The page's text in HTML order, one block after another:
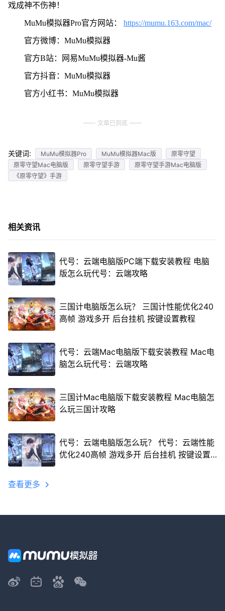
戏成神不伤神！
MuMu模拟器Pro官方网站： https://mumu.163.com/mac/
官方微博：MuMu模拟器
官方B站：网易MuMu模拟器-Mu酱
官方抖音：MuMu模拟器
官方小红书：MuMu模拟器
文章已到底
关键词: MuMu模拟器Pro MuMu模拟器Mac版
原零守望
原零守望Mac电脑版
原零守望手游
原零守望手游Mac电脑版
《原零守望》手游
相关资讯
代号：云端电脑版PC端下载安装教程 电脑
版怎么玩代号：云端攻略
三国计电脑版怎么玩？ 三国计性能优化240
高帧 游戏多开 后台挂机 按键设置教程
代号：云端Mac电脑版下载安装教程 Mac电
脑怎么玩代号：云端攻略
三国计Mac电脑版下载安装教程 Mac电脑怎
么玩三国计攻略
代号：云端电脑版怎么玩？ 代号：云端性能
优化240高帧 游戏多开 后台挂机 按键设置
查看更多